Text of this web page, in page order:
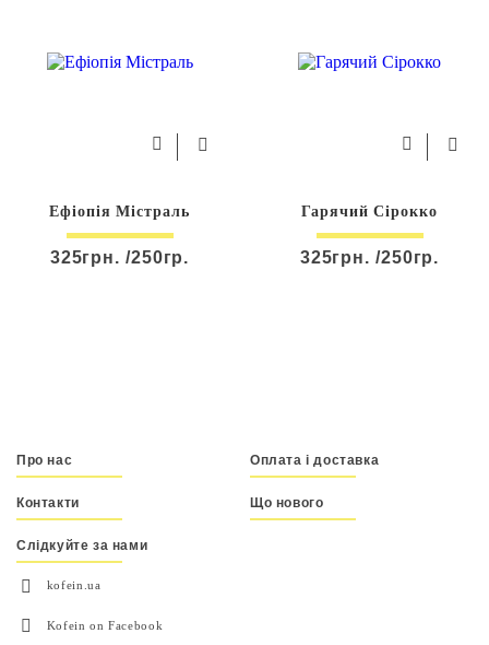
Ефіопія Містраль
325грн. /250гр.
Гарячий Сірокко
325грн. /250гр.
Про нас Оплата і доставка
Контакти Що нового
Слідкуйте за нами
kofein.ua
Kofein on Facebook